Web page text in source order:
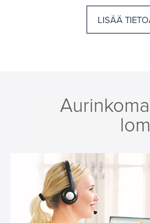
LISÄÄ